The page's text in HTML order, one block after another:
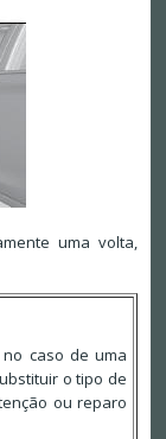
uma volta,
caso de uma
o tipo de
ou reparo